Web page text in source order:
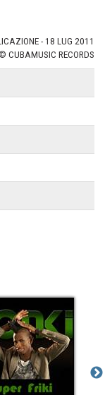
- 18 LUG 2011
CUBAMUSIC RECORDS